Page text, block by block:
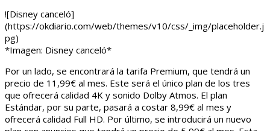
![Disney canceló]
(https://okdiario.com/web/themes/v10/css/_img/placeholder.j
pg)
*Imagen: Disney canceló*
Por un lado, se encontrará la tarifa Premium, que tendrá un
precio de 11,99€ al mes. Este será el único plan de los tres
que ofrecerá calidad 4K y sonido Dolby Atmos. El plan
Estándar, por su parte, pasará a costar 8,99€ al mes y
ofrecerá calidad Full HD. Por último, se introducirá un nuevo